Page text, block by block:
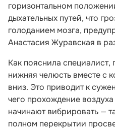
горизонтальном
дыхательных путей, что
голоданием мозга,
Анастасия Журавская в
Как пояснила специалист,
нижняя челюсть вместе с
вниз. Это приводит к
чего прохождение воздуха
начинают вибрировать —
полном перекрытии